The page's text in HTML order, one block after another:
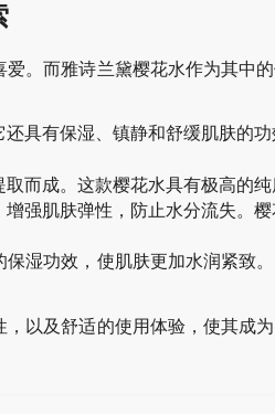
。而雅诗兰黛樱花水作为其
具有保湿、镇静和舒缓肌肤的
而成。这款樱花水具有极高的
强肌肤弹性，防止水分流失。
湿功效，使肌肤更加水润紧
以及舒适的使用体验，使其